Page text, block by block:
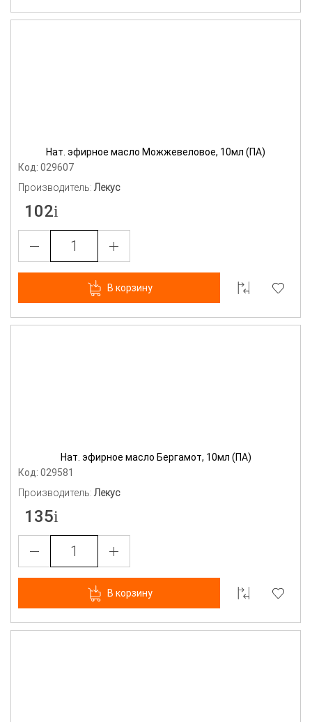
Нат. эфирное масло Можжевеловое, 10мл (ПА)
Код: 029607
Производитель:Лекус
102
В корзину
Нат. эфирное масло Бергамот, 10мл (ПА)
Код: 029581
Производитель:Лекус
135
В корзину